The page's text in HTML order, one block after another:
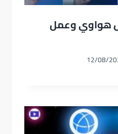
هواوي وعمل
12/08/